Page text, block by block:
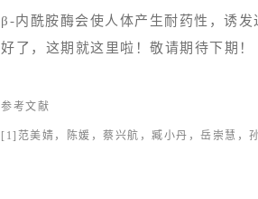
β-内酰胺酶会使人体产生耐药性，诱
好了，这期就这里啦！敬请期待下期！
参考文献
[1]范美婧，陈媛，蔡兴航，臧小丹，岳崇慧，